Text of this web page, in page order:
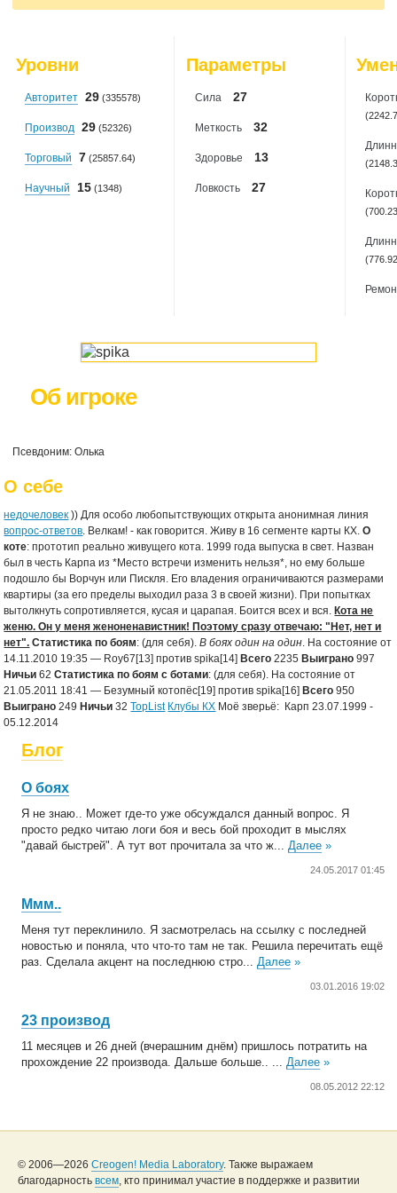
2026-08-09
Уровни
Авторитет 29 (335578)
Производ 29 (52326)
Торговый 7 (25857.64)
Научный 15 (1348)
Параметры
Сила 27
Меткость 32
Здоровье 13
Ловкость 27
Об игроке
Псевдоним: Олька
О себе
недочеловек )) Для особо любопытствующих открыта анонимная линия
вопрос-ответов. Велкам! - как говорится. Живу в 16 сегменте карты КХ.О
коте: прототип реально живущего кота. 1999 года выпуска в свет. Назван
был в честь Карпа из *Место встречи изменить нельзя*, но ему больше
подошло бы Ворчун или Пискля. Его владения ограничиваются размерами
квартиры (за его пределы выходил раза 3 в своей жизни). При попытках
вытолкнуть сопротивляется, кусая и царапая. Боится всех и вся. Кота не
женю. Он у меня женоненавистник! Поэтому сразу отвечаю: "Нет, нет и
нет". Статистика по боям: (для себя).В боях один на один. На состояние от
14.11.2010 19:35 — Roy67[13] против spika[14] Всего 2235 Выиграно 997
Ничьи 62Статистика по боям с ботами: (для себя). На состояние от
21.05.2011 18:41 — Безумный котопёс[19] против spika[16] Всего 950
Выиграно 249 Ничьи 32TopList Клубы КХ Моё зверьё: Карп 23.07.1999 -
05.12.2014
Блог
О боях
Я не знаю.. Может где-то уже обсуждался данный вопрос. Я
просто редко читаю логи боя и весь бой проходит в мыслях
"давай быстрей". А тут вот прочитала за что ж...Далее »
24.05.2017 01:45
Ммм..
Меня тут переклинило. Я засмотрелась на ссылку с последней
новостью и поняла, что что-то там не так. Решила перечитать ещё
раз. Сделала акцент на последнюю стро...Далее »
03.01.2016 19:02
23 производ
11 месяцев и 26 дней (вчерашним днём) пришлось потратить на
прохождение 22 производа. Дальше больше.. ...Далее »
08.05.2012 22:12
© 2006—2026 Creogen! Media Laboratory. Также выражаем
благодарность всем, кто принимал участие в поддержке и развитии